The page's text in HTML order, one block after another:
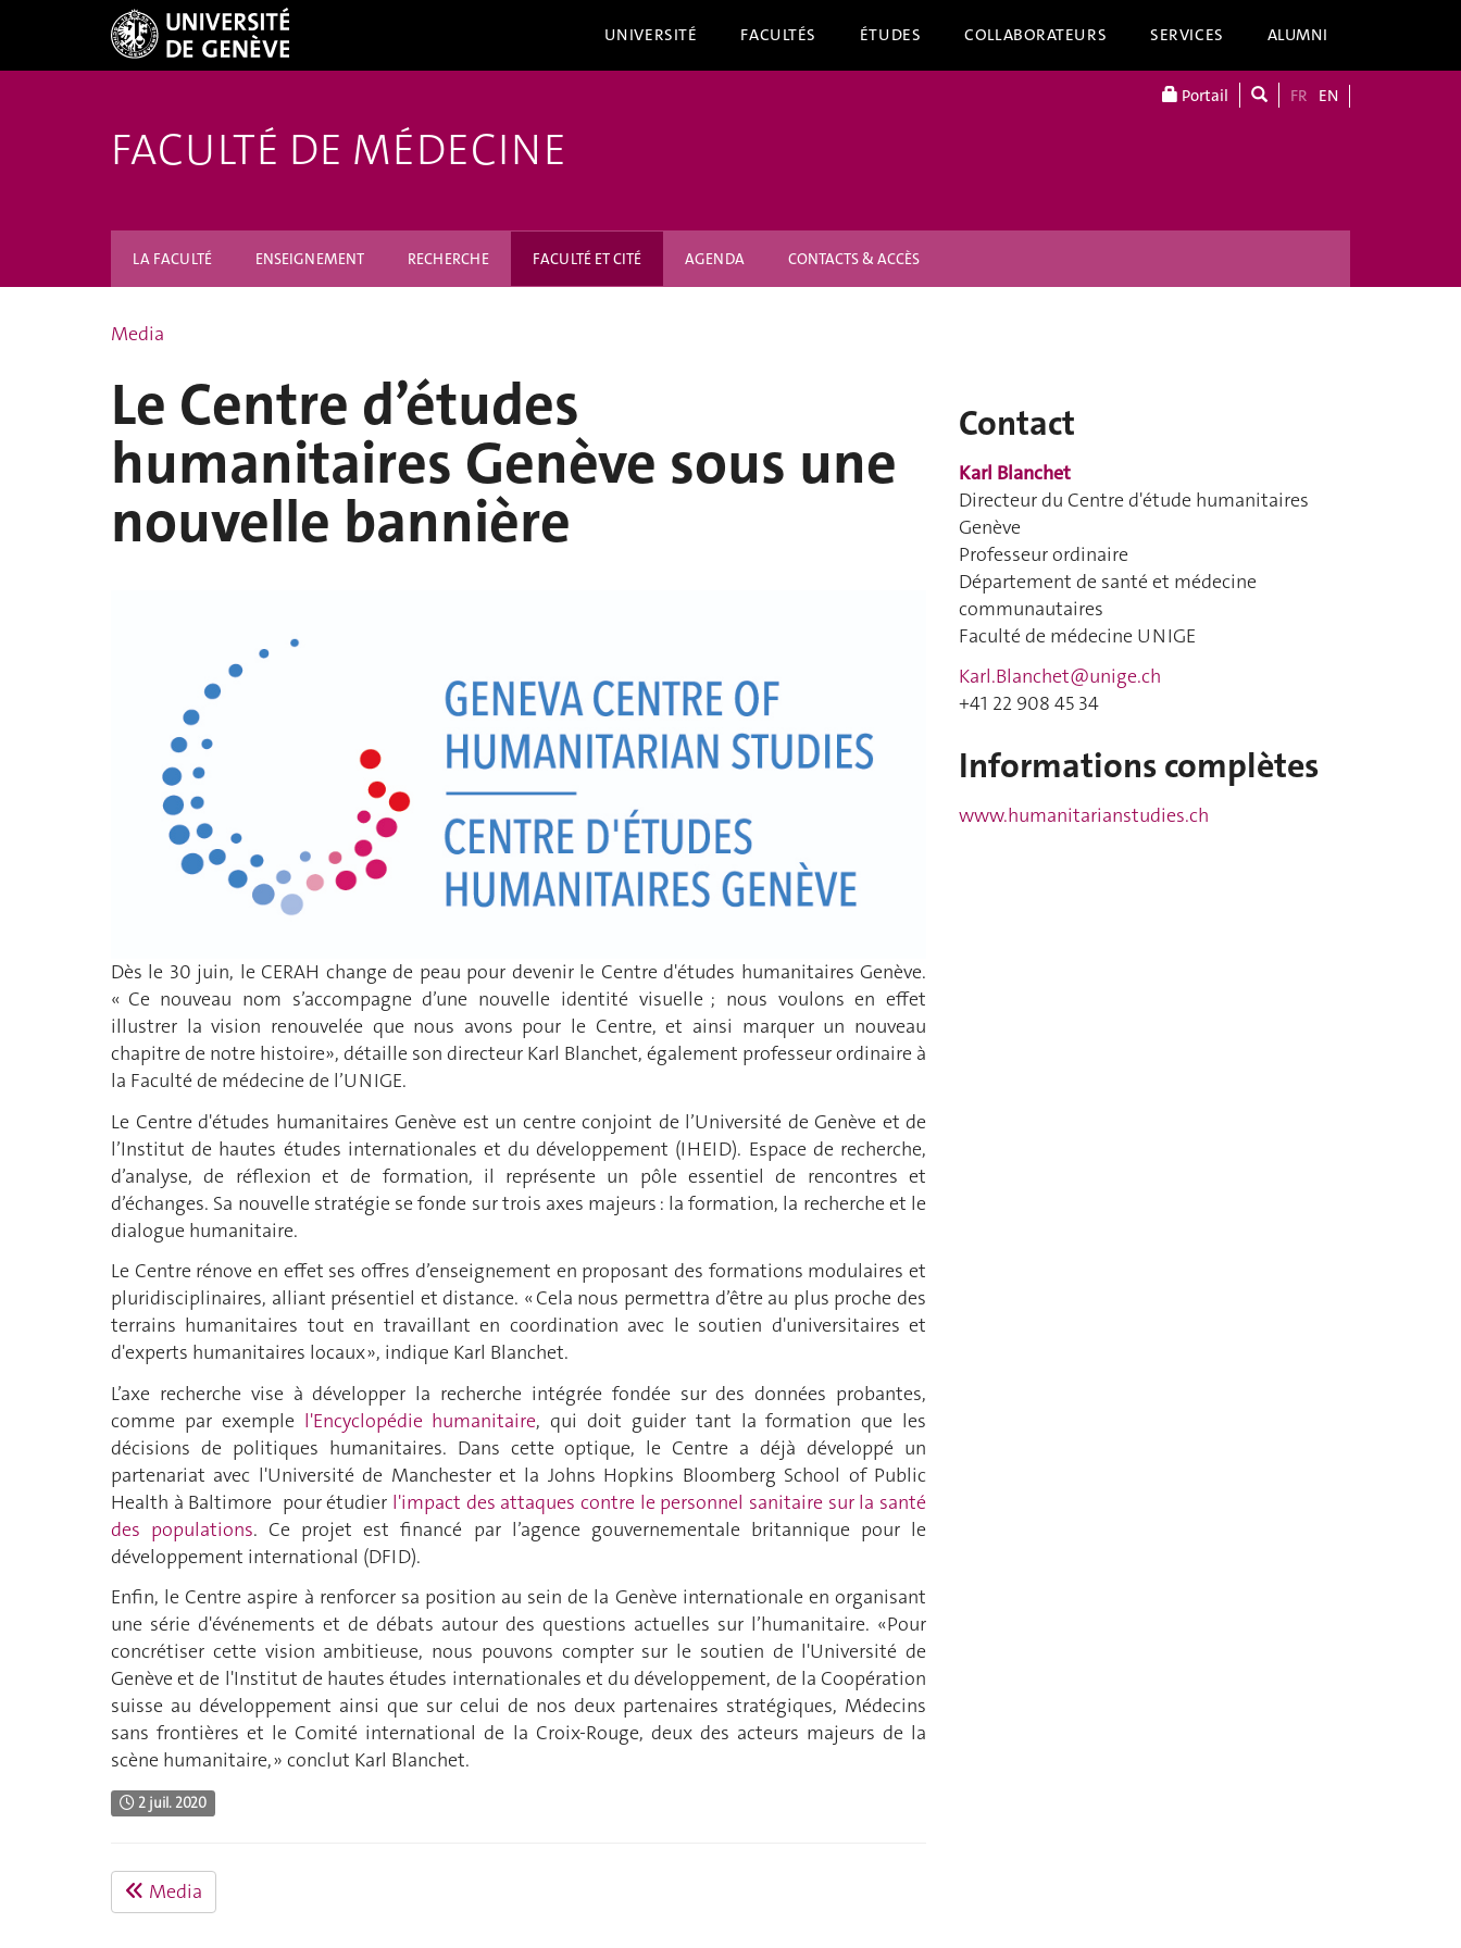
UNIVERSITÉ FACULTÉS ÉTUDES COLLABORATEURS SERVICES ALUMNI
Portail FR EN
FACULTÉ DE MÉDECINE
LA FACULTÉ ENSEIGNEMENT RECHERCHE FACULTÉ ET CITÉ AGENDA CONTACTS & ACCÈS
Media
Le Centre d’études
humanitaires Genève sous une
nouvelle bannière
Dès le 30 juin, le CERAH change de peau pour devenir le Centre d'études humanitaires Genève.
« Ce nouveau nom s’accompagne d’une nouvelle identité visuelle ; nous voulons en effet
illustrer la vision renouvelée que nous avons pour le Centre, et ainsi marquer un nouveau
chapitre de notre histoire», détaille son directeur Karl Blanchet, également professeur ordinaire à
la Faculté de médecine de l’UNIGE.
Le Centre d'études humanitaires Genève est un centre conjoint de l’Université de Genève et de
l’Institut de hautes études internationales et du développement (IHEID). Espace de recherche,
d’analyse, de réflexion et de formation, il représente un pôle essentiel de rencontres et
d’échanges. Sa nouvelle stratégie se fonde sur trois axes majeurs : la formation, la recherche et le
dialogue humanitaire.
Le Centre rénove en effet ses offres d’enseignement en proposant des formations modulaires et
pluridisciplinaires, alliant présentiel et distance. « Cela nous permettra d’être au plus proche des
terrains humanitaires tout en travaillant en coordination avec le soutien d'universitaires et
d'experts humanitaires locaux », indique Karl Blanchet.
L’axe recherche vise à développer la recherche intégrée fondée sur des données probantes,
comme par exemple l'Encyclopédie humanitaire, qui doit guider tant la formation que les
décisions de politiques humanitaires. Dans cette optique, le Centre a déjà développé un
partenariat avec l'Université de Manchester et la Johns Hopkins Bloomberg School of Public
Health à Baltimore pour étudier l'impact des attaques contre le personnel sanitaire sur la santé
des populations. Ce projet est financé par l’agence gouvernementale britannique pour le
développement international (DFID).
Enfin, le Centre aspire à renforcer sa position au sein de la Genève internationale en organisant
une série d'événements et de débats autour des questions actuelles sur l’humanitaire. «Pour
concrétiser cette vision ambitieuse, nous pouvons compter sur le soutien de l'Université de
Genève et de l'Institut de hautes études internationales et du développement, de la Coopération
suisse au développement ainsi que sur celui de nos deux partenaires stratégiques, Médecins
sans frontières et le Comité international de la Croix-Rouge, deux des acteurs majeurs de la
scène humanitaire, » conclut Karl Blanchet.
2 juil. 2020
Media
Contact
Karl Blanchet
Directeur du Centre d'étude humanitaires
Genève
Professeur ordinaire
Département de santé et médecine
communautaires
Faculté de médecine UNIGE
Karl.Blanchet@unige.ch
+41 22 908 45 34
Informations complètes
www.humanitarianstudies.ch